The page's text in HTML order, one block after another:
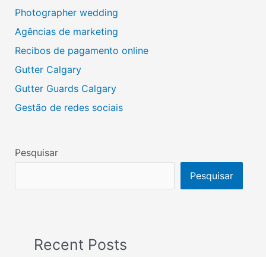
Photographer wedding
Agências de marketing
Recibos de pagamento online
Gutter Calgary
Gutter Guards Calgary
Gestão de redes sociais
Pesquisar
Pesquisar
Recent Posts